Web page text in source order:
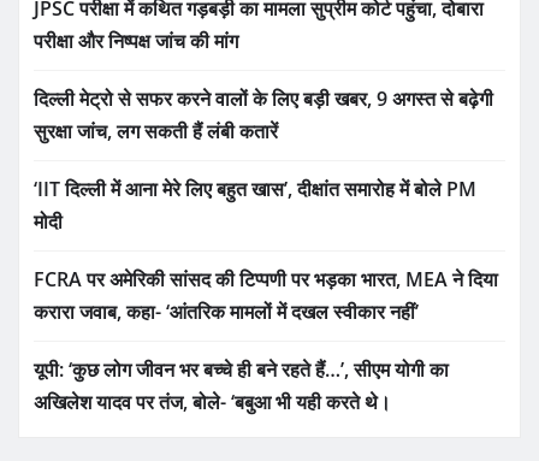
JPSC परीक्षा में कथित गड़बड़ी का मामला सुप्रीम कोर्ट पहुंचा, दोबारा
परीक्षा और निष्पक्ष जांच की मांग
दिल्ली मेट्रो से सफर करने वालों के लिए बड़ी खबर, 9 अगस्त से बढ़ेगी
सुरक्षा जांच, लग सकती हैं लंबी कतारें
‘IIT दिल्ली में आना मेरे लिए बहुत खास’, दीक्षांत समारोह में बोले PM
मोदी
FCRA पर अमेरिकी सांसद की टिप्पणी पर भड़का भारत, MEA ने दिया
करारा जवाब, कहा- ‘आंतरिक मामलों में दखल स्वीकार नहीं’
यूपी: ‘कुछ लोग जीवन भर बच्चे ही बने रहते हैं…’, सीएम योगी का
अखिलेश यादव पर तंज, बोले- ‘बबुआ भी यही करते थे।